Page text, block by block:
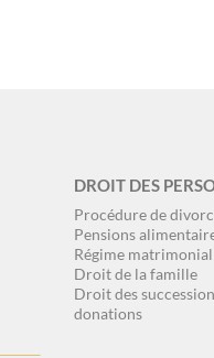
DROIT DES
Procédure de
Pensions
Régime matrimonial
Droit de la famille
Droit des
donations